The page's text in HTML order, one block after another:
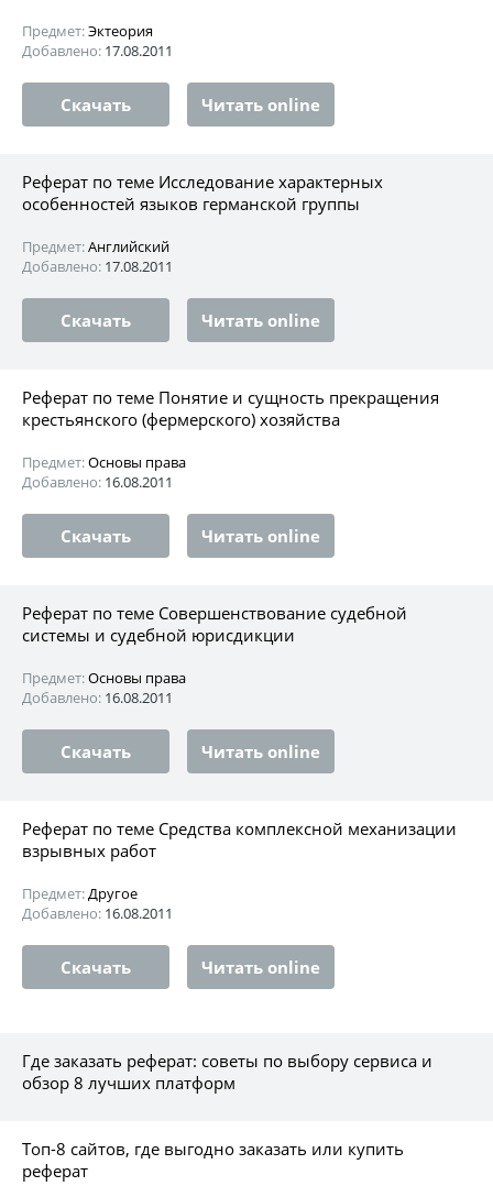
Предмет:Эктеория
Добавлено: 17.08.2011
Скачать Читать online
Реферат по теме Исследование характерных
особенностей языков германской группы
Предмет:Английский
Добавлено: 17.08.2011
Скачать Читать online
Реферат по теме Понятие и сущность прекращения
крестьянского (фермерского) хозяйства
Предмет:Основы права
Добавлено: 16.08.2011
Скачать Читать online
Реферат по теме Совершенствование судебной
системы и судебной юрисдикции
Предмет:Основы права
Добавлено: 16.08.2011
Скачать Читать online
Реферат по теме Средства комплексной механизации
взрывных работ
Предмет:Другое
Добавлено: 16.08.2011
Скачать Читать online
Где заказать реферат: советы по выбору сервиса и
обзор 8 лучших платформ
Топ-8 сайтов, где выгодно заказать или купить
реферат